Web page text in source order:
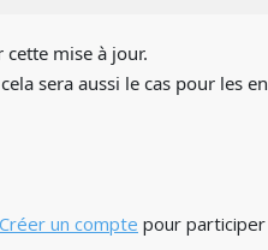
mise à jour.
sera aussi le cas pour les
Créer un compte pour